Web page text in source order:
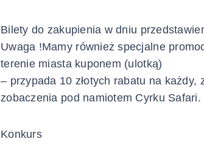
Bilety do zakupienia w dniu
Uwaga !Mamy również specjalne
terenie miasta kuponem (ulotką)
– przypada 10 złotych rabatu na
zobaczenia pod namiotem Cyrku Safari.
Konkurs